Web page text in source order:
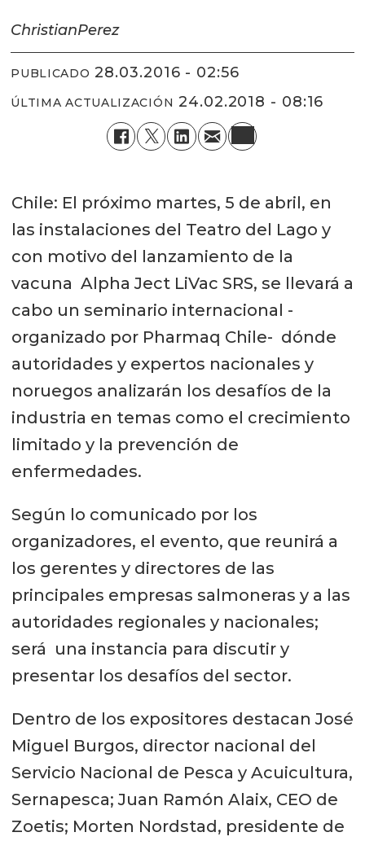
ChristianPerez
PUBLICADO 28.03.2016 - 02:56
ÚLTIMA ACTUALIZACIÓN 24.02.2018 - 08:16
Chile: El próximo martes, 5 de abril, en
las instalaciones del Teatro del Lago y
con motivo del lanzamiento de la
vacuna Alpha Ject LiVac SRS, se llevará a
cabo un seminario internacional -
organizado por Pharmaq Chile- dónde
autoridades y expertos nacionales y
noruegos analizarán los desafíos de la
industria en temas como el crecimiento
limitado y la prevención de
enfermedades.
Según lo comunicado por los
organizadores, el evento, que reunirá a
los gerentes y directores de las
principales empresas salmoneras y a las
autoridades regionales y nacionales;
será una instancia para discutir y
presentar los desafíos del sector.
Dentro de los expositores destacan José
Miguel Burgos, director nacional del
Servicio Nacional de Pesca y Acuicultura,
Sernapesca; Juan Ramón Alaix, CEO de
Zoetis; Morten Nordstad, presidente de